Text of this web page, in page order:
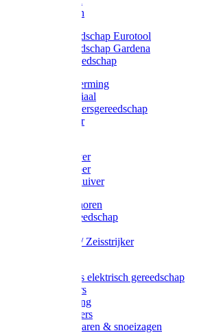
Hooiharken
Handgereedschap Eurotool
Handgereedschap Gardena
Kindergereedschap
Kniebescherming
Afzetmateriaal
Stratenmakersgereedschap
Straathamer
Mestschuiver
Mestschraper
Sneeuwschuiver
Zeis toebehoren
Baggergereedschap
Wetstenen / Zeisstrijker
Accessoires elektrisch gereedschap
Grasmaaiers
Tuinreiniging
Robotmaaiers
Heggenscharen & snoeizagen